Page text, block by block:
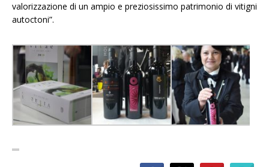
valorizzazione di un ampio e preziosissimo patrimonio di vitigni
autoctoni”.